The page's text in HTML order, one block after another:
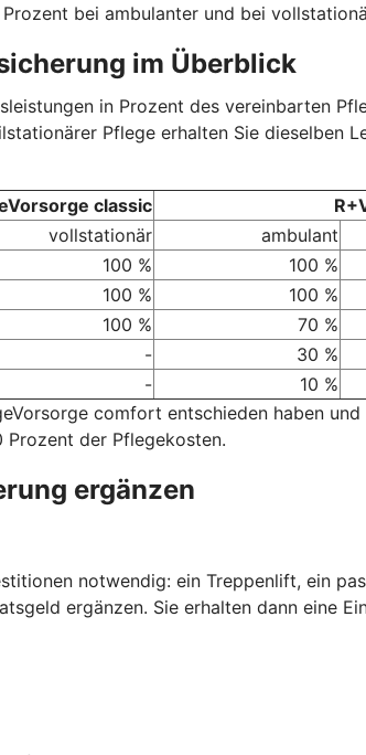
bei ambulanter und bei
im Überblick
in Prozent des vereinbarten
Pflege erhalten Sie dieselben
classic
vollstationär ambulant
100 % 100 %
100 % 100 %
100 % 70 %
- 30 %
- 10 %
comfort entschieden haben
der Pflegekosten.
ergänzen
notwendig: ein Treppenlift, ein
ergänzen. Sie erhalten dann eine